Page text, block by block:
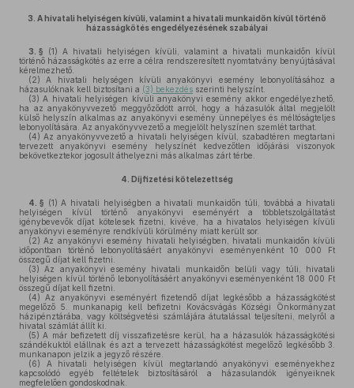
3. A hivatali helyiségen kívüli, valamint a hivatali munkaidőn kívül történő
házasságkötés engedélyezésének szabályai
3. § (1) A hivatali helyiségen kívüli, valamint a hivatali munkaidőn kívül
történő házasságkötés az erre a célra rendszeresített nyomtatvány benyújtásával
kérelmezhető.
(2) A hivatali helységen kívüli anyakönyvi esemény lebonyolításához a
házasulóknak kell biztosítani a (3) bekezdés szerinti helyszínt.
(3) A hivatali helyiségen kívüli anyakönyvi esemény akkor engedélyezhető,
ha az anyakönyvvezető meggyőződött arról, hogy a házasulók által megjelölt
külső helyszín alkalmas az anyakönyvi esemény ünnepélyes és méltóságteljes
lebonyolítására. Az anyakönyvvezető a megjelölt helyszínen szemlét tarthat.
(4) Az anyakönyvvezető a hivatali helyiségen kívül, szabadtéren megtartani
tervezett anyakönyvi esemény helyszínét kedvezőtlen időjárási viszonyok
bekövetkeztekor jogosult áthelyezni más alkalmas zárt térbe.
4. Díjfizetési kötelezettség
4. § (1) A hivatali helyiségben a hivatali munkaidőn túli, továbbá a hivatali
helyiségen kívül történő anyakönyvi eseményért a többletszolgáltatást
igénybevevők díjat kötelesek fizetni, kivéve, ha a hivatalos helyiségen kívüli
anyakönyvi eseményre rendkívüli körülmény miatt került sor.
(2) Az anyakönyvi esemény hivatali helyiségben, hivatali munkaidőn kívüli
időpontban történő lebonyolításáért anyakönyvi eseményenként 10 000 Ft
összegű díjat kell fizetni.
(3) Az anyakönyvi esemény hivatali munkaidőn belüli vagy túli, hivatali
helyiségen kívül történő lebonyolításáért anyakönyvi eseményenként 18 000 Ft
összegű díjat kell fizetni.
(4) Az anyakönyvi eseményért fizetendő díjat legkésőbb a házasságkötést
megelőző 5. munkanapig kell befizetni Kovácsvágás Községi Önkormányzat
házipénztárába, vagy költségvetési számlájára átutalással teljesíteni, melyről a
hivatal számlát állít ki.
(5) A már befizetett díj visszafizetésre kerül, ha a házasulók házasságkötési
szándékuktól elállnak és azt a tervezett házasságkötést megelőző legkésőbb 3.
munkanapon jelzik a jegyző részére.
(6) A hivatali helyiségen kívül megtartandó anyakönyvi eseményekhez
kapcsolódó egyéb feltételek biztosításáról a házasulandók igényeiknek
megfelelően gondoskodnak.